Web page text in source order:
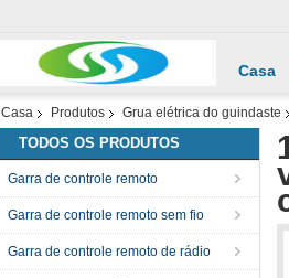
Casa
Casa Produtos Grua elétrica do guindaste
TODOS OS PRODUTOS
Garra de controle remoto
Garra de controle remoto sem fio
Garra de controle remoto de rádio